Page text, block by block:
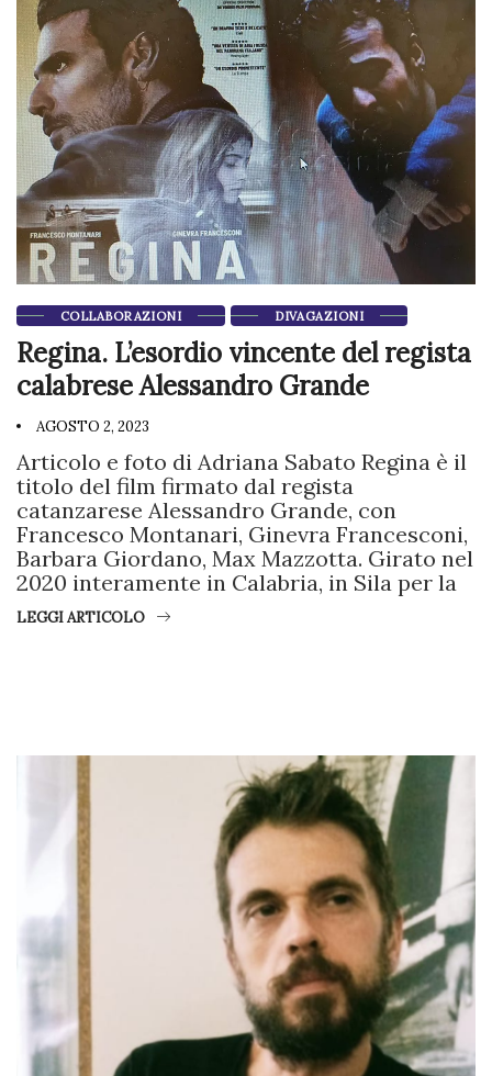
COLLABORAZIONI DIVAGAZIONI
Regina. L’esordio vincente del regista
calabrese Alessandro Grande
AGOSTO 2, 2023
Articolo e foto di Adriana Sabato Regina è il
titolo del film firmato dal regista
catanzarese Alessandro Grande, con
Francesco Montanari, Ginevra Francesconi,
Barbara Giordano, Max Mazzotta. Girato nel
2020 interamente in Calabria, in Sila per la
LEGGI ARTICOLO